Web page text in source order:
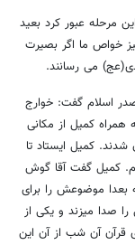
مرحله عبور کرد بعید
خواص ما اگر بصیرت
می رسانند.
اسلام گفت: خوارج
کمیل از مکانی
کمیل ایستاد تا
کمیل گفت آقا گوش
بعدا موضوعش را برای
صدا می​زند و یکی از
آن شب از آن این